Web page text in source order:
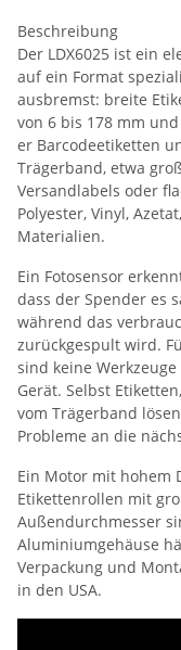
Beschreibung
Der LDX6025 ist ein
auf ein Format
ausbremst: breite
von 6 bis 178 mm
er Barcodeetiketten
Trägerband, etwa
Versandlabels oder
Polyester, Vinyl,
Materialien.
Ein Fotosensor
dass der Spender es
während das
zurückgespult wird.
sind keine
Gerät. Selbst
vom Trägerband
Probleme an die
Ein Motor mit hohem
Etikettenrollen mit
Außendurchmesser
Aluminiumgehäuse
Verpackung und
in den USA.